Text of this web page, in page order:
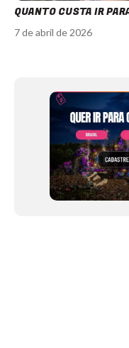
QUANTO CUSTA IR
7 de abril de 2026